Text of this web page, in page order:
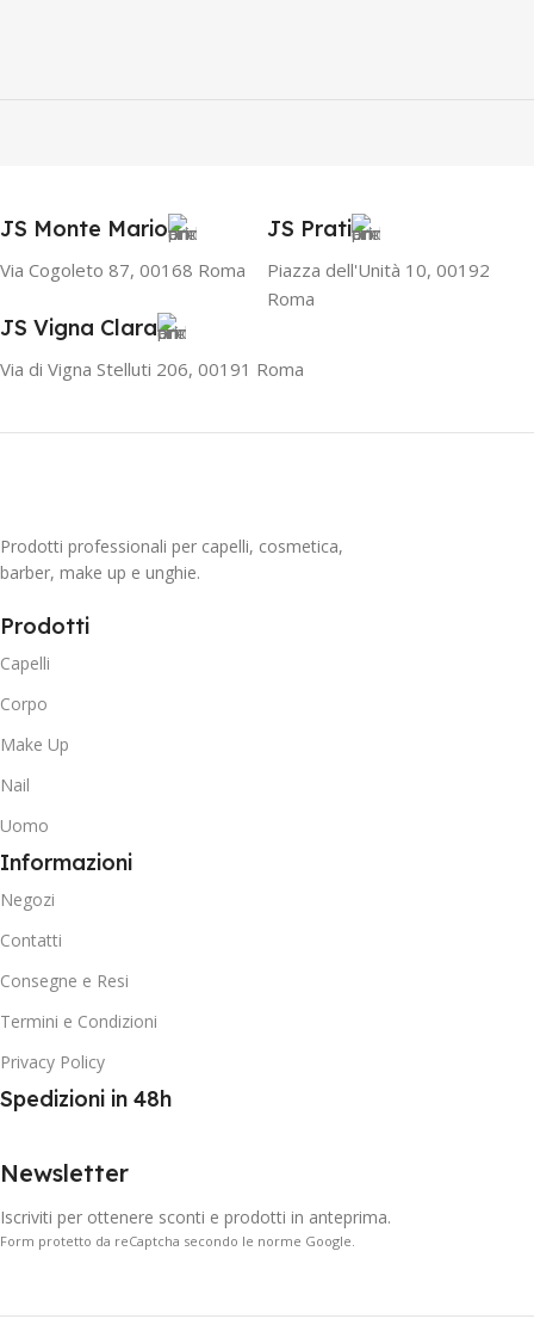
JS Monte Mario
Via Cogoleto 87, 00168 Roma
JS Prati
Piazza dell'Unità 10, 00192
Roma
JS Vigna Clara
Via di Vigna Stelluti 206, 00191 Roma
Prodotti professionali per capelli, cosmetica,
barber, make up e unghie.
Prodotti
Capelli
Corpo
Make Up
Nail
Uomo
Informazioni
Negozi
Contatti
Consegne e Resi
Termini e Condizioni
Privacy Policy
Spedizioni in 48h
Newsletter
Iscriviti per ottenere sconti e prodotti in anteprima.
Form protetto da reCaptcha secondo le norme Google.